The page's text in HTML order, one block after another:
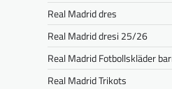
Real Madrid dres
Real Madrid dresi 25/26
Real Madrid Fotbollskläder
Real Madrid Trikots